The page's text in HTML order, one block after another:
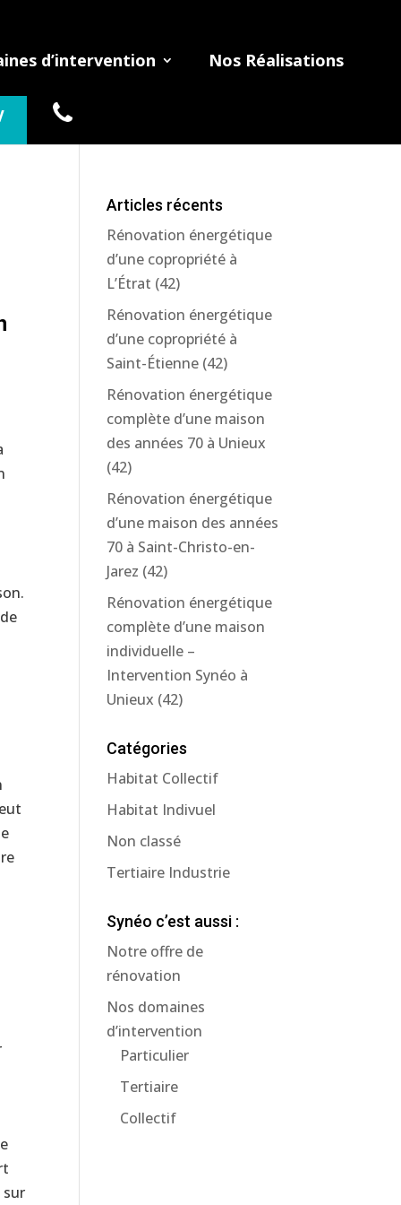
d’intervention Nos Réalisations
sur
Articles récents
Rénovation énergétique
d’une copropriété à
L’Étrat (42)
Rénovation énergétique
d’une copropriété à
Saint-Étienne (42)
Rénovation énergétique
complète d’une maison
des années 70 à Unieux
(42)
Rénovation énergétique
d’une maison des années
70 à Saint-Christo-en-
Jarez (42)
Rénovation énergétique
complète d’une maison
individuelle –
Intervention Synéo à
Unieux (42)
Catégories
Habitat Collectif
Habitat Indivuel
Non classé
Tertiaire Industrie
Synéo c’est aussi :
Notre offre de
rénovation
Nos domaines
d’intervention
Particulier
Tertiaire
Collectif